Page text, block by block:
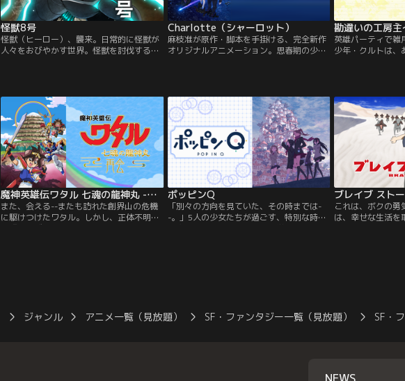
怪獣8号
怪獣（ヒーロー）、襲来。日常的に怪獣が
人々をおびやかす世界。怪獣を討伐する
全滅させよう」かつてそう誓い合った幼な
じみの第3部隊隊長・亜白ミナの活躍と、
防衛隊を目指す後輩・市川レノとの出会い
をきっかけに再び夢を追い始めるカフカ。
Charlotte（シャーロット）
麻枝准が原作・脚本を手掛ける、完全新作
オリジナルアニメーション。思春期の少年
少女、友利奈緒。彼女との出会いにより、
暴かれる特殊能力者の宿命。それは麻枝准
が描く、青春を駆け巡る能力者たちの物語-
-。
英雄パーティで雑
少年・クルトは、
るため、さまざま
すると、行く先々
の才能で大活躍！
のあらゆる分野
だったのだ…！
くそのことに気
話”と勘違い。無
果ては国まで救
パーティをクビに
て旅をする。--こ
（？）話”。
魔神英雄伝ワタル 七魂の龍神丸 -再会-
また、会える--またも訪れた創界山の危機
に駆けつけたワタル。しかし、正体不明の
敵『ドバズダー』との戦いで、龍神丸がバ
ポッピンQ
「別々の方向を見ていた、その時までは-
-。」5人の少女たちが過ごす、特別な時間
ブレイブ スト
これは、ボクの勇
は、幸せな生活を
ジャンル アニメ一覧（見放題） SF・ファンタジー一覧（見放題） SF・